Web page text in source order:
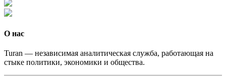
О нас
Turan — независимая аналитическая служба, работающая на
стыке политики, экономики и общества.